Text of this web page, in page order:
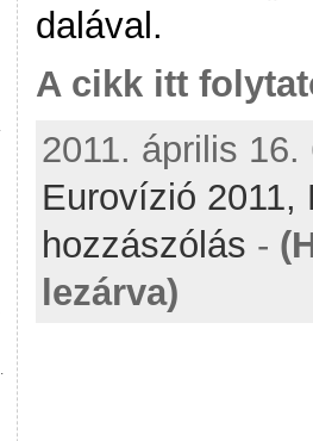
dalával.
A cikk itt
2011. április
Eurovízió 2011,
hozzászólás -
lezárva)